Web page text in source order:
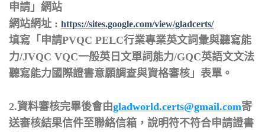
申請」網站
網站網址 : https://sites.google.com/view/gladcerts/
填寫 「申請PVQC PELC行業專業英文詞彙與聽寫能
力/JVQC VQC一般英日文單詞能力/GQC英語文文法
聽寫能力國際證書意願調查與資格審核」 表單。
2.資料審核完畢後會由gladworld.certs@gmail.com寄
送審核結果信件至聯絡信箱，說明符不符合申請證書